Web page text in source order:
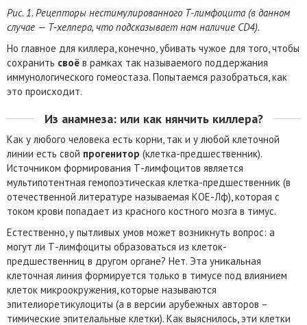
Рис. 1. Рецепторы нестимулированного Т-лимфоцита (в данном
случае — Т-хелпера, что подсказывает нам наличие CD4).
Но главное для киллера, конечно, убивать чужое для того, чтобы
сохранить своё в рамках так называемого поддержания
иммунологического гомеостаза. Попытаемся разобраться, как
это происходит.
Из анамнеза: или как нянчить киллера?
Как у любого человека есть корни, так и у любой клеточной
линии есть свой прогенитор (клетка-предшественник).
Источником формирования Т-лимфоцитов является
мультипотентная гемопоэтическая клетка-предшественник (в
отечественной литературе называемая КОЕ-Лф), которая с
током крови попадает из красного костного мозга в тимус.
Естественно, у пытливых умов может возникнуть вопрос: а
могут ли Т-лимфоциты образоваться из клеток-
предшественниц в другом органе? Нет. Эта уникальная
клеточная линия формируется только в тимусе под влиянием
клеток микроокружения, которые называются
эпителиоретикулоциты (а в версии арубежных авторов –
тимические эпителальные клетки). Как выяснилось, эти клетки